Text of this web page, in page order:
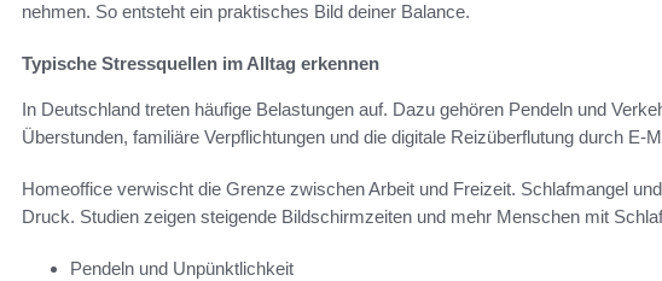
nehmen. So entsteht ein praktisches Bild deiner Balance.
Typische Stressquellen im Alltag erkennen
In Deutschland treten häufige Belastungen auf. Dazu gehören Pendeln und
Überstunden, familiäre Verpflichtungen und die digitale Reizüberflutung durch
Homeoffice verwischt die Grenze zwischen Arbeit und Freizeit. Schlafmangel
Druck. Studien zeigen steigende Bildschirmzeiten und mehr Menschen mit
Pendeln und Unpünktlichkeit